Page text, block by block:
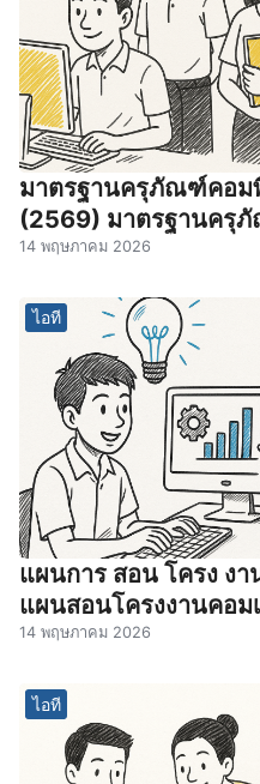
มาตรฐานครุภัณฑ์คอม
(2569) มาตรฐานครุ
14 พฤษภาคม 2026
ไอที
แผนการ สอน โครง ง
แผนสอนโครงงานคอม
14 พฤษภาคม 2026
ไอที